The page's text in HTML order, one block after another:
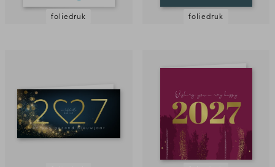
foliedruk foliedruk